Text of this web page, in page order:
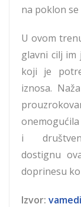
na poklon
U ovom
glavni cilj im
koji je
iznosa.
i
dostignu
doprinesu
Izvor: